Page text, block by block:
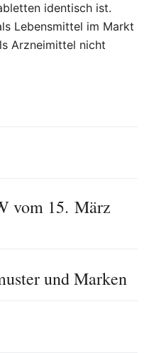
identisch ist.
Lebensmittel im Markt
Arzneimittel nicht
vom 15. März
und Marken